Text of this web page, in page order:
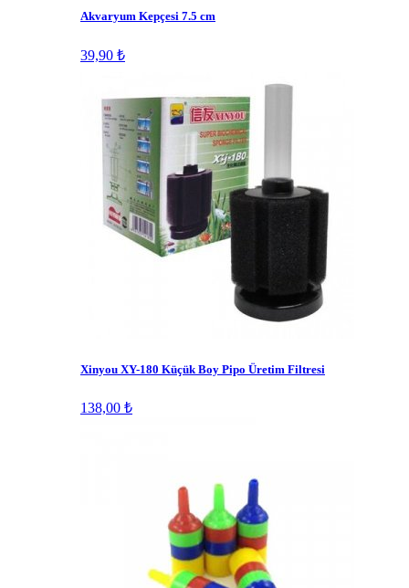
Akvaryum Kepçesi 7.5 cm
39,90 ₺
Xinyou XY-180 Küçük Boy Pipo Üretim Filtresi
138,00 ₺